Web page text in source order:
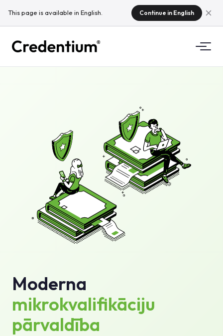
This page is available in English. Continue in English
Kāpēc Credentium
Par CloudTeam
Mācību uzņēmumiem
Pasākumu uzņēmumiem
Kas ir mikrokvalifikācijas?
Regulējums
Standarti un integrācijas
Zināšanu bāze
Moderna
mikrokvalifikāciju
pārvaldība